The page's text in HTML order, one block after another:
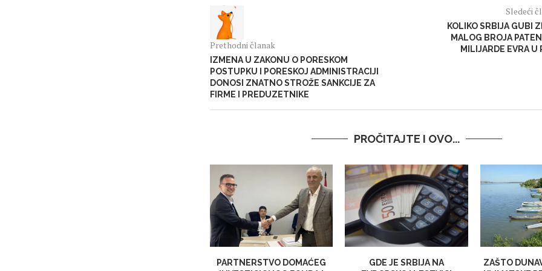
Prethodni članak
IZMENA U ZAKONU O PORESKOM
POSTUPKU I PORESKOJ ADMINISTRACIJI
DONOSI ZNATNO STROŽE SANKCIJE ZA
FIRME I PREDUZETNIKE
Sledeći
KOLIKO SRBIJA GUBI
MALOG BROJA
MILIJARDE EVRA U
PROČITAJTE I OVO...
PARTNERSTVO DOMAĆEG
GDE JE SRBIJA NA
ZAŠTO